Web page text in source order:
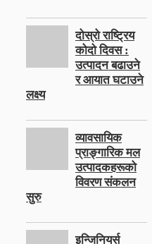
दोस्रो राष्ट्रिय
कोदो दिवस :
उत्पादन बढाउने
र आयात घटाउने
लक्ष्य
व्यावसायिक
प्राङ्गारिक मल
उत्पादकहरूको
विवरण संकलन
सुरु
इन्जिनियर्स